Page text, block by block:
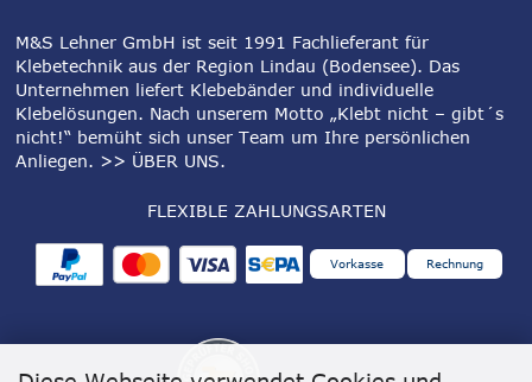
M&S Lehner GmbH ist seit 1991 Fachlieferant für
Klebetechnik aus der Region Lindau (Bodensee). Das
Unternehmen liefert Klebebänder und individuelle
Klebelösungen. Nach unserem Motto „Klebt nicht – gibt´s
nicht!“ bemüht sich unser Team um Ihre persönlichen
Anliegen. >> ÜBER UNS.
FLEXIBLE ZAHLUNGSARTEN
Vorkasse Rechnung